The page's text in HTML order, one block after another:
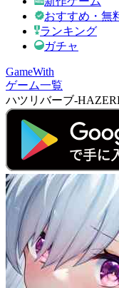
おすすめ・無
ランキング
ガチャ
GameWith
ゲーム一覧
ハツリバーブ-